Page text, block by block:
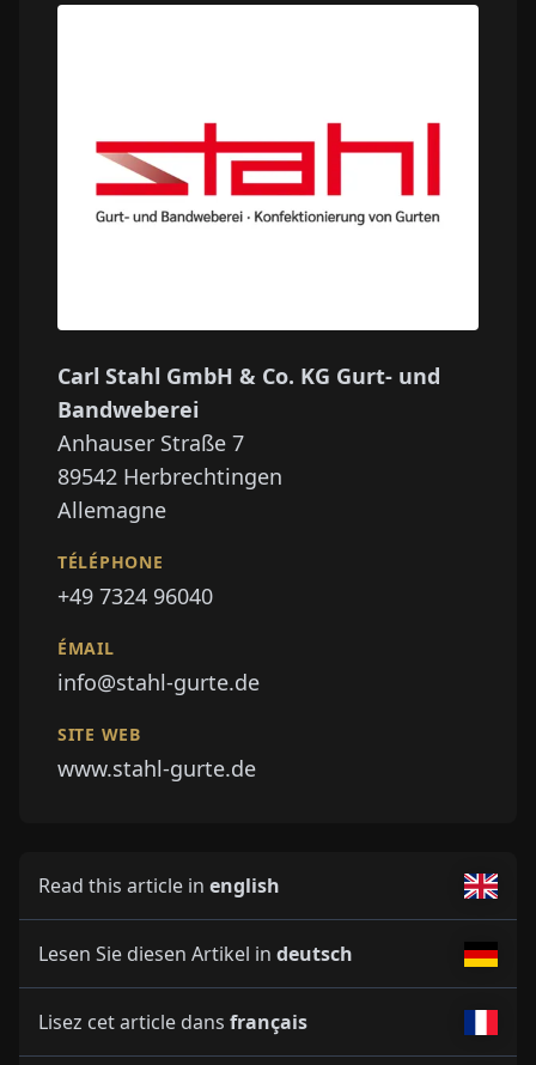
Carl Stahl GmbH & Co. KG Gurt- und
Bandweberei
Anhauser Straße 7
89542 Herbrechtingen
Allemagne
TÉLÉPHONE
+49 7324 96040
ÉMAIL
info@stahl-gurte.de
SITE WEB
www.stahl-gurte.de
Read this article in english
Lesen Sie diesen Artikel in deutsch
Lisez cet article dans français